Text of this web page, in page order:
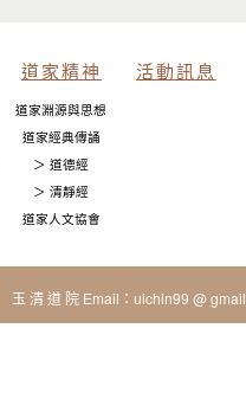
道家精神
道家淵源與思想
道家經典傳誦
＞ 道德經
＞ 清靜經
道家人文協會
活動訊息
玉 清 道 院 Email：uichin99 @